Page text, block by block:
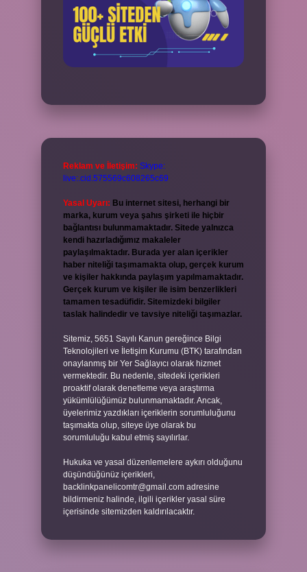
Reklam ve İletişim: Skype:
live:.cid.575569c608265c69
Yasal Uyarı: Bu internet sitesi, herhangi bir
marka, kurum veya şahıs şirketi ile hiçbir
bağlantısı bulunmamaktadır. Sitede yalnızca
kendi hazırladığımız makaleler
paylaşılmaktadır. Burada yer alan içerikler
haber niteliği taşımamakta olup, gerçek kurum
ve kişiler hakkında paylaşım yapılmamaktadır.
Gerçek kurum ve kişiler ile isim benzerlikleri
tamamen tesadüfidir. Sitemizdeki bilgiler
taslak halindedir ve tavsiye niteliği taşımazlar.
Sitemiz, 5651 Sayılı Kanun gereğince Bilgi
Teknolojileri ve İletişim Kurumu (BTK) tarafından
onaylanmış bir Yer Sağlayıcı olarak hizmet
vermektedir. Bu nedenle, sitedeki içerikleri
proaktif olarak denetleme veya araştırma
yükümlülüğümüz bulunmamaktadır. Ancak,
üyelerimiz yazdıkları içeriklerin sorumluluğunu
taşımakta olup, siteye üye olarak bu
sorumluluğu kabul etmiş sayılırlar.
Hukuka ve yasal düzenlemelere aykırı olduğunu
düşündüğünüz içerikleri,
backlinkpanelicomtr@gmail.com adresine
bildirmeniz halinde, ilgili içerikler yasal süre
içerisinde sitemizden kaldırılacaktır.